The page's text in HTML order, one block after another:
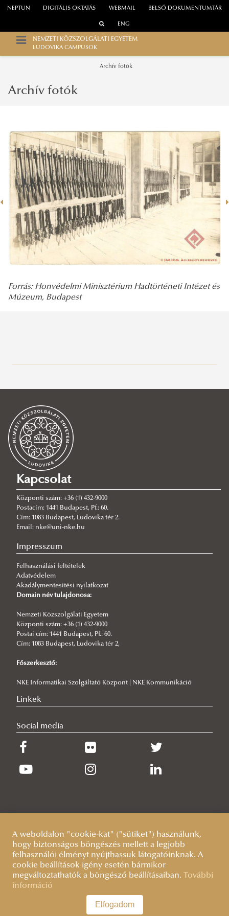
WEBMAIL
NEPTUN DIGITÁLIS OKTATÁS BELSŐ DOKUMENTUMTÁR
ENG
NEMZETI KÖZSZOLGÁLATI EGYETEM
LUDOVIKA CAMPUSOK
Archív fotók
Szabályzat és térkép
Park története
Tradíciók
Az alapítástól az „újraalapításig”
A Ludovika Akadémia rövid története
Diákévek a Ludovika Akadémián
Archív fotók
Campus és Park bemutató
Archív fotók
Forrás: Honvédelmi Minisztérium Hadtörténeti Intézet és
Múzeum, Budapest
Kapcsolat
Központi szám: +36 (1) 432-9000
Postacím: 1441 Budapest, Pf.: 60.
Cím: 1083 Budapest, Ludovika tér 2.
Email: nke@uni-nke.hu
Impresszum
Felhasználási feltételek
Adatvédelem
Akadálymentesítési nyilatkozat
Domain név tulajdonosa:
Nemzeti Közszolgálati Egyetem
Központi szám: +36 (1) 432-9000
Postai cím: 1441 Budapest, Pf.: 60.
Cím: 1083 Budapest, Ludovika tér 2,
Főszerkesztő:
NKE Informatikai Szolgáltató Központ | NKE Kommunikáció
Linkek
Social media
A weboldalon "cookie-kat" ("sütiket") használunk,
hogy biztonságos böngészés mellett a legjobb
felhasználói élményt nyújthassuk látogatóinknak. A
cookie beállítások igény esetén bármikor
megváltoztathatók a böngésző beállításaiban.
További
információ
Elfogadom